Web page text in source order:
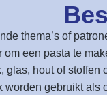
thema’s of
een pasta te
glas, hout of
worden gebruikt als